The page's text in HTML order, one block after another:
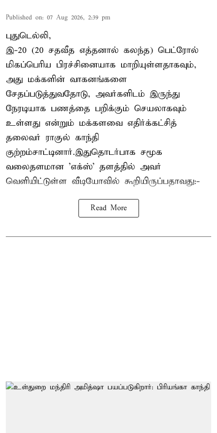
Published on: 07 Aug 2026, 2:39 pm
புதுடெல்லி,
இ-20 (20 சதவீத எத்தனால் கலந்த) பெட்ரோல்
மிகப்பெரிய பிரச்சினையாக மாறியுள்ளதாகவும்,
அது மக்களின் வாகனங்களை
சேதப்படுத்துவதோடு, அவர்களிடம் இருந்து
நேரடியாக பணத்தை பறிக்கும் செயலாகவும்
உள்ளது என்றும் மக்களவை எதிர்க்கட்சித்
தலைவர் ராகுல் காந்தி
குற்றம்சாட்டினார்.இதுதொடர்பாக சமூக
வலைதளமான 'எக்ஸ்' தளத்தில் அவர்
வெளியிட்டுள்ள வீடியோவில் கூறியிருப்பதாவது:-
Read More